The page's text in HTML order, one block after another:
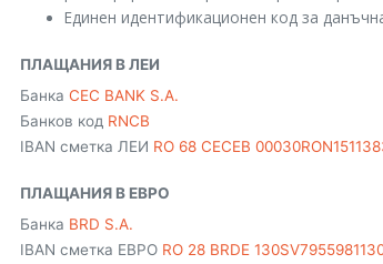
Единен идентификационен код за
ПЛАЩАНИЯ В ЛЕИ
Банка CEC BANK S.A.
Банков код RNCB
IBAN сметка ЛЕИ RO 68 CECEB
ПЛАЩАНИЯ В ЕВРО
Банка BRD S.A.
IBAN сметка ЕВРО RO 28 BRDE